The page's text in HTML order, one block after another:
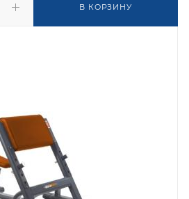
В КОРЗИНУ